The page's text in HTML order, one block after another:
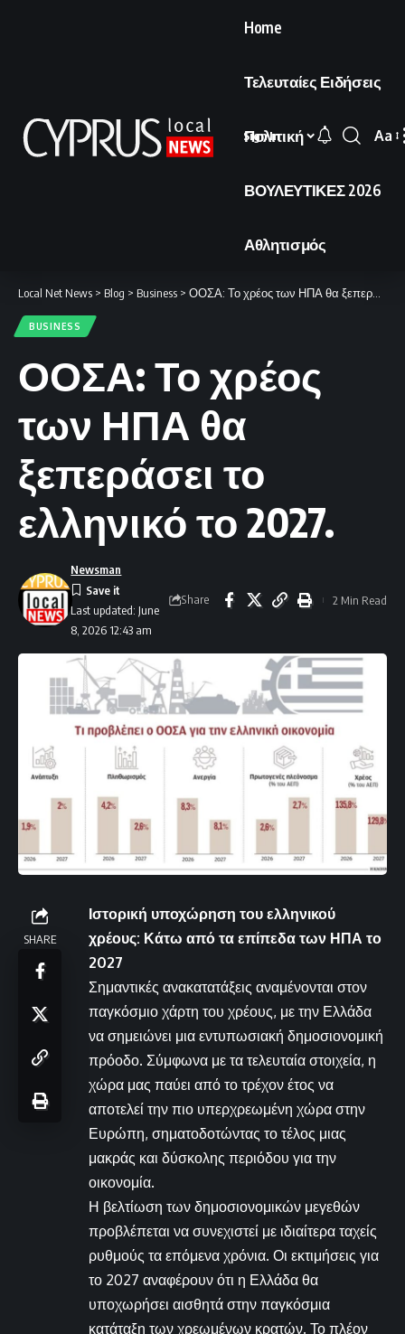
Home
Τελευταίες Ειδήσεις
Πολιτική
ΒΟΥΛΕΥΤΙΚΕΣ 2026
Αθλητισμός
Sign In
Font
Aa
Local Net News > Blog > Business > ΟΟΣΑ: Το χρέος των ΗΠΑ θα ξεπεράσει το ελληνικό το 2027.
BUSINESS
ΟΟΣΑ: Το χρέος
των ΗΠΑ θα
ξεπεράσει το
ελληνικό το 2027.
Last updated: June
8, 2026 12:43 am
Newsman
Share 2 Min Read
SHARE
Ιστορική υποχώρηση του ελληνικού
χρέους: Κάτω από τα επίπεδα των ΗΠΑ το
2027
Σημαντικές ανακατατάξεις αναμένονται στον
παγκόσμιο χάρτη του χρέους, με την Ελλάδα
να σημειώνει μια εντυπωσιακή δημοσιονομική
πρόοδο. Σύμφωνα με τα τελευταία στοιχεία, η
χώρα μας παύει από το τρέχον έτος να
αποτελεί την πιο υπερχρεωμένη χώρα στην
Ευρώπη, σηματοδοτώντας το τέλος μιας
μακράς και δύσκολης περιόδου για την
οικονομία.
Η βελτίωση των δημοσιονομικών μεγεθών
προβλέπεται να συνεχιστεί με ιδιαίτερα ταχείς
ρυθμούς τα επόμενα χρόνια. Οι εκτιμήσεις για
το 2027 αναφέρουν ότι η Ελλάδα θα
υποχωρήσει αισθητά στην παγκόσμια
κατάταξη των χρεωμένων κρατών. Το πλέον